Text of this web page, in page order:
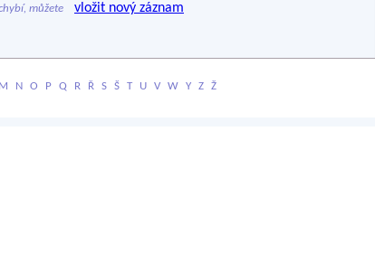
můžete
vložit nový záznam
M N O P Q R Ř S Š T U V W Y Z Ž